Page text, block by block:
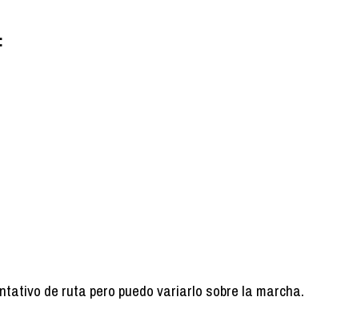
de ruta pero puedo variarlo sobre la marcha.